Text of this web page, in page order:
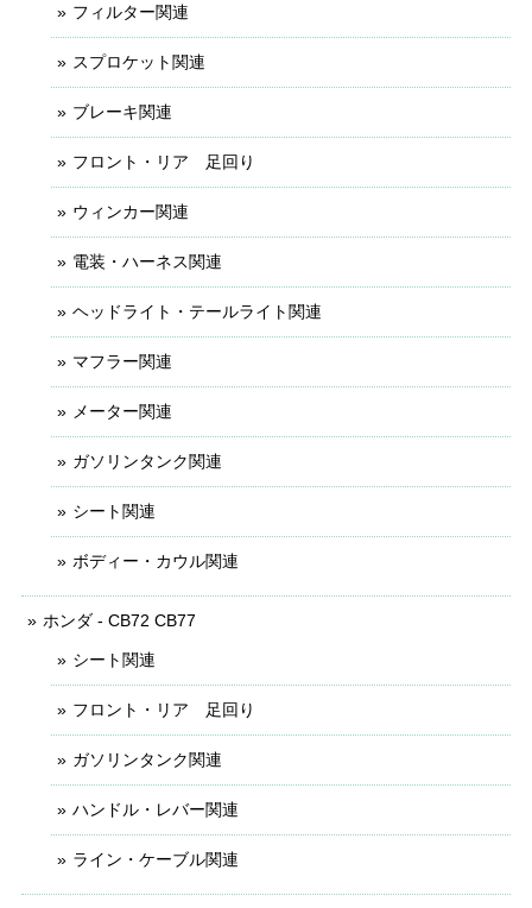
フィルター関連
スプロケット関連
ブレーキ関連
フロント・リア 足回り
ウィンカー関連
電装・ハーネス関連
ヘッドライト・テールライト関連
マフラー関連
メーター関連
ガソリンタンク関連
シート関連
ボディー・カウル関連
ホンダ - CB72 CB77
シート関連
フロント・リア 足回り
ガソリンタンク関連
ハンドル・レバー関連
ライン・ケーブル関連